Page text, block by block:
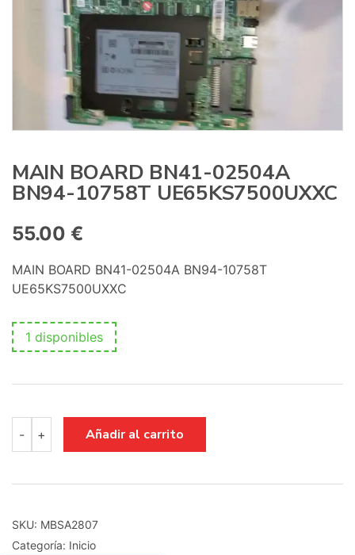
MAIN BOARD BN41-02504A
BN94-10758T UE65KS7500UXXC
55.00 €
MAIN BOARD BN41-02504A BN94-10758T
UE65KS7500UXXC
1 disponibles
-
BOARD
BN41-
BN94-
UE65KS7500UXXC
cantidad
+ Añadir al carrito
SKU: MBSA2807
Categoría: Inicio